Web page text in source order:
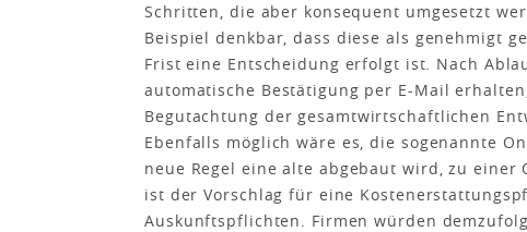
Schritten, die aber konsequent umgesetzt
Beispiel denkbar, dass diese als genehmigt
Frist eine Entscheidung erfolgt ist. Nach
automatische Bestätigung per E-Mail
Begutachtung der gesamtwirtschaftlichen
Ebenfalls möglich wäre es, die sogenannte
neue Regel eine alte abgebaut wird, zu
ist der Vorschlag für eine
Auskunftspflichten. Firmen würden